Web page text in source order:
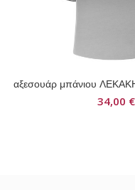
αξεσουάρ μπάνιου
34,00 €